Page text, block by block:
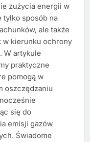
zużycia energii w
tylko sposób na
ale także
w kierunku ochrony
W artykule
praktyczne
pomogą w
oszczędzaniu
się do
emisji gazów
Świadome